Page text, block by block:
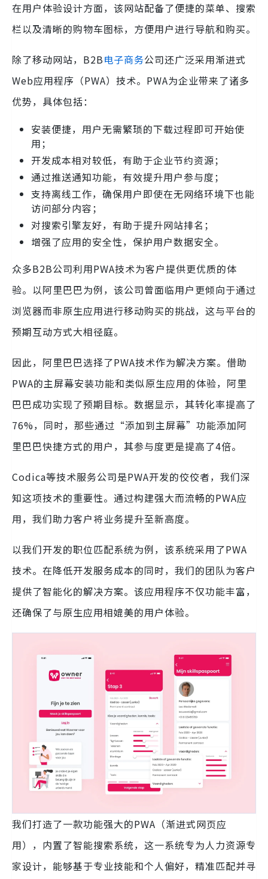
在用户体验设计方面，该网站配备了便捷的菜单、搜索
栏以及清晰的购物车图标，方便用户进行导航和购买。
除了移动网站，B2B电子商务公司还广泛采用渐进式
Web应用程序（PWA）技术。PWA为企业带来了诸多
优势，具体包括：
安装便捷，用户无需繁琐的下载过程即可开始使
用；
开发成本相对较低，有助于企业节约资源；
通过推送通知功能，有效提升用户参与度；
支持离线工作，确保用户即使在无网络环境下也能
访问部分内容；
对搜索引擎友好，有助于提升网站排名；
增强了应用的安全性，保护用户数据安全。
众多B2B公司利用PWA技术为客户提供更优质的体
验。以阿里巴巴为例，该公司曾面临用户更倾向于通过
浏览器而非原生应用进行移动购买的挑战，这与平台的
预期互动方式大相径庭。
因此，阿里巴巴选择了PWA技术作为解决方案。借助
PWA的主屏幕安装功能和类似原生应用的体验，阿里
巴巴成功实现了预期目标。数据显示，其转化率提高了
76%，同时，那些通过“添加到主屏幕”功能添加阿
里巴巴快捷方式的用户，其参与度更是提高了4倍。
Codica等技术服务公司是PWA开发的佼佼者，我们深
知这项技术的重要性。通过构建强大而流畅的PWA应
用，我们助力客户将业务提升至新高度。
以我们开发的职位匹配系统为例，该系统采用了PWA
技术。在降低开发服务成本的同时，我们的团队为客户
提供了智能化的解决方案。该应用程序不仅功能丰富，
还确保了与原生应用相媲美的用户体验。
我们打造了一款功能强大的PWA（渐进式网页应
用），内置了智能搜索系统，这一系统专为人力资源专
家设计，能够基于专业技能和个人偏好，精准匹配并寻